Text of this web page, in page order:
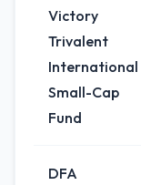
Victory
Trivalent
International
Small-Cap
Fund
DFA